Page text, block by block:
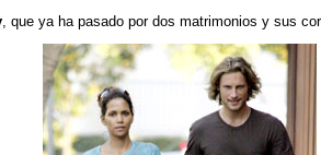
, que ya ha pasado por dos matrimonios y sus